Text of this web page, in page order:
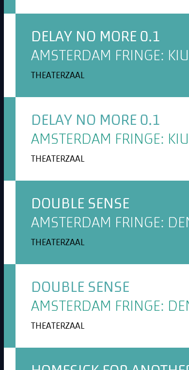
DELAY NO MORE 0.1
AMSTERDAM FRINGE:
THEATERZAAL
DELAY NO MORE 0.1
AMSTERDAM FRINGE:
THEATERZAAL
DOUBLE SENSE
AMSTERDAM FRINGE:
THEATERZAAL
DOUBLE SENSE
AMSTERDAM FRINGE:
THEATERZAAL